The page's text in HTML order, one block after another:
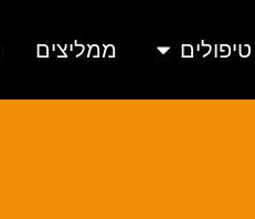
טיפולים ממליצים